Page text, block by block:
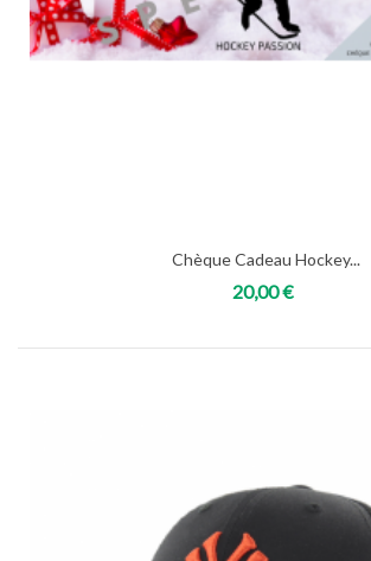
Chèque Cadeau Hockey...
20,00 €